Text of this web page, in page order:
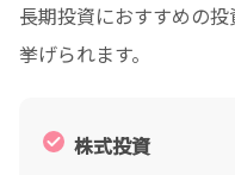
長期投資におすすめの
挙げられます。
株式投資